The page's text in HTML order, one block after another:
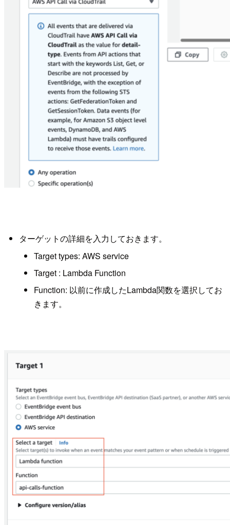
ターゲットの詳細を入力しておきます。
Target types: AWS service
Target : Lambda Function
Function: 以前に作成したLambda関数を選択してお
きます。